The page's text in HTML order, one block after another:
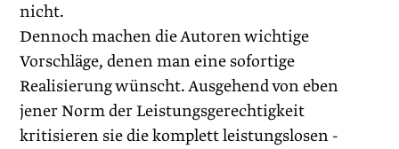
nicht.
Dennoch machen die Autoren wichtige
Vorschläge, denen man eine sofortige
Realisierung wünscht. Ausgehend von eben
jener Norm der Leistungsgerechtigkeit
kritisieren sie die komplett leistungslosen ­